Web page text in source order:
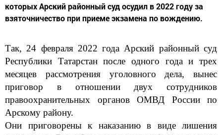
которых Арский районный суд осудил в 2022 году за
взяточничество при приеме экзамена по вождению.
Так, 24 февраля 2022 года Арский районный суд
Республики Татарстан после одного года и трех
месяцев рассмотрения уголовного дела, вынес
приговор в отношении двух сотрудников
правоохранительных органов ОМВД России по
Арскому району.
Они приговорены к наказанию в виде лишения